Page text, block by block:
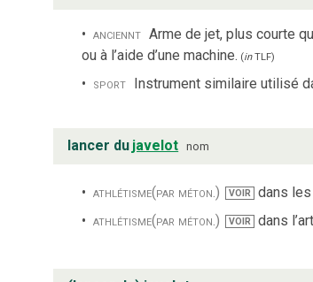
anciennt Arme de jet, plus courte
ou à l’aide d’une machine. (inTLF)
sport Instrument similaire utilisé
lancer du javelot nom
athlétisme(par méton.) VOIR dans les
athlétisme(par méton.) VOIR dans